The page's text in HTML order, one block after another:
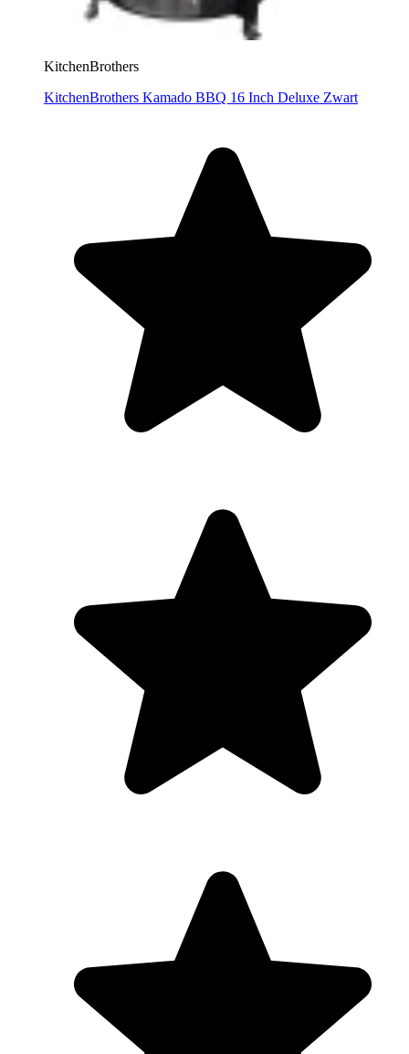
KitchenBrothers
KitchenBrothers Kamado BBQ 16 Inch Deluxe Zwart